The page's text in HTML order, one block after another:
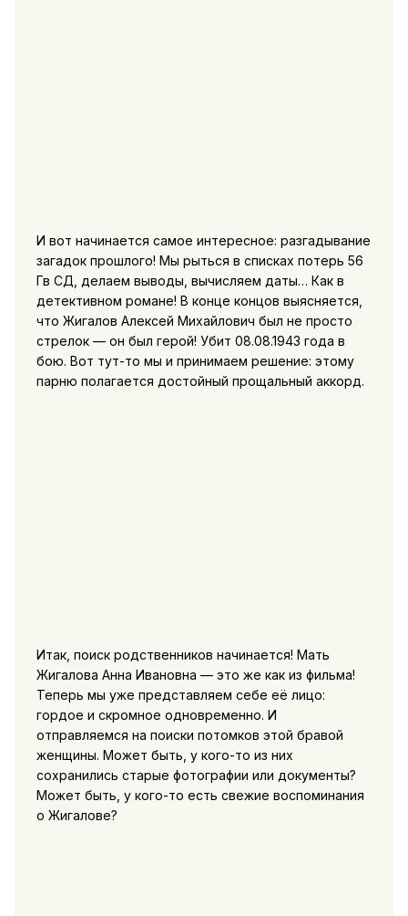
И вот начинается самое интересное: разгадывание
загадок прошлого! Мы рыться в списках потерь 56
Гв СД, делаем выводы, вычисляем даты… Как в
детективном романе! В конце концов выясняется,
что Жигалов Алексей Михайлович был не просто
стрелок — он был герой! Убит 08.08.1943 года в
бою. Вот тут-то мы и принимаем решение: этому
парню полагается достойный прощальный аккорд.
Итак, поиск родственников начинается! Мать
Жигалова Анна Ивановна — это же как из фильма!
Теперь мы уже представляем себе её лицо:
гордое и скромное одновременно. И
отправляемся на поиски потомков этой бравой
женщины. Может быть, у кого-то из них
сохранились старые фотографии или документы?
Может быть, у кого-то есть свежие воспоминания
о Жигалове?